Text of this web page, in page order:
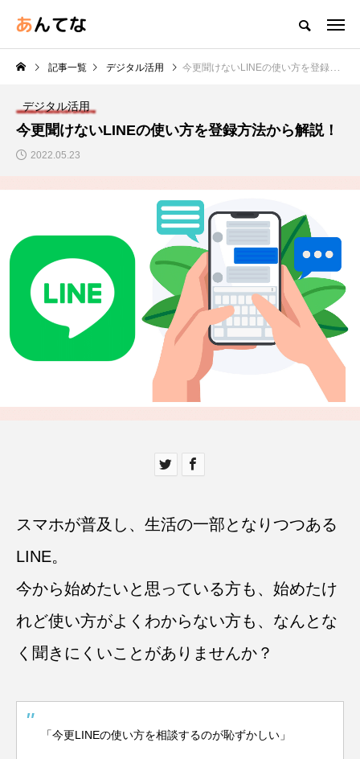
記事一覧 デジタル活用 今更聞けないLINEの使い方を登録方法から解説！
デジタル活用
今更聞けないLINEの使い方を登録方法から解説！
2022.05.23
スマホが普及し、生活の一部となりつつある
LINE。
今から始めたいと思っている方も、始めたけ
れど使い方がよくわからない方も、なんとな
く聞きにくいことがありませんか？
「今更LINEの使い方を相談するのが恥ずかしい」